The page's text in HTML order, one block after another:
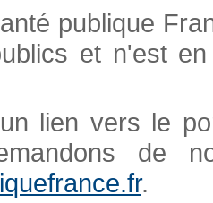
publique
et n'est
lien vers le
de
.